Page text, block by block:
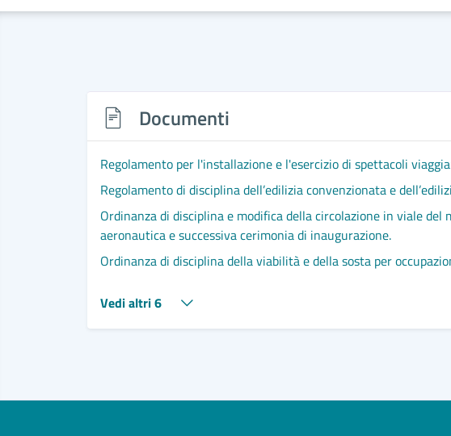
Documenti
Regolamento per l'installazione e l'esercizio di spettacoli
Regolamento di disciplina dell’edilizia convenzionata e
Ordinanza di disciplina e modifica della circolazione in viale
aeronautica e successiva cerimonia di inaugurazione.
Ordinanza di disciplina della viabilità e della sosta per
Vedi altri 6